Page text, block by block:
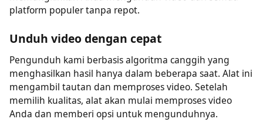
Pengguna tidak perlu mencari alat berbeda untuk
mengunduh video online dari banyak situs. Utilitas ini
memungkinkan Anda mengunduh video dari semua
platform populer tanpa repot.
Unduh video dengan cepat